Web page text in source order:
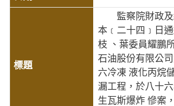
監察院財政及
本﹝二十四﹞日
枝 、葉委員耀鵬
石油股份有限公
六冷凍 液化丙烷
漏工程，於八十
生瓦斯爆炸 慘案